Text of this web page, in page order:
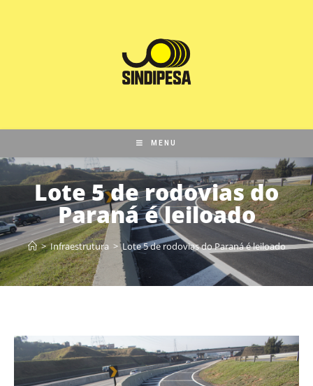
MENU
Lote 5 de rodovias do
Paraná é leiloado
> Infraestrutura > Lote 5 de rodovias do Paraná é leiloado